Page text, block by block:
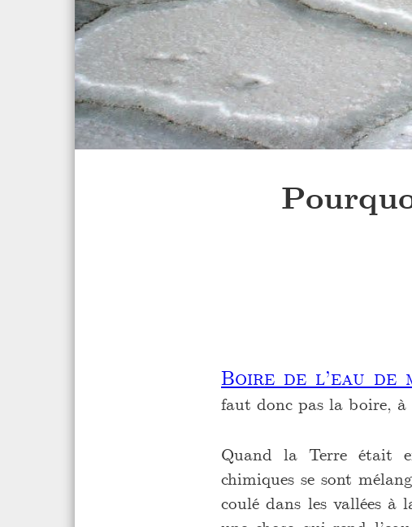
Boire de l’eau
faut donc pas la boire, à
Quand la Terre était
chimiques se sont
coulé dans les vallées à